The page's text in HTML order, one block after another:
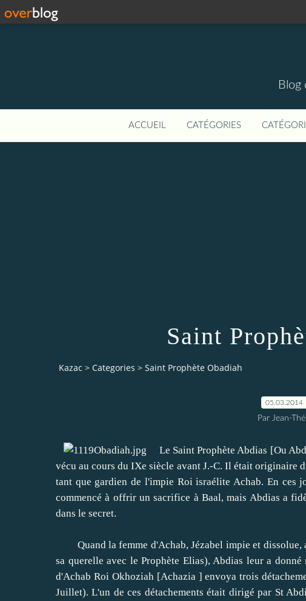
Blog
ACCUEIL CATÉGORIES
Saint
Kazac > Categories > Saint Prophète Obadiah
05.03.2014
Par Jean-
Le Saint Prophète Abdias [Ou
vécu au cours du IXe siècle avant J.-C. Il était originaire
tant que gardien de l'impie Roi israélite Achab. En ces
commencé à offrir un sacrifice à Baal, mais Abdias a
dans le secret.
Quand la femme d'Achab, Jézabel impie et dissolue,
sa querelle avec le Prophète Elias), Abdias leur a
d'Achab Roi Okhoziah [Achazia ] envoya trois
Juillet). L'un de ces détachements était dirigé par St